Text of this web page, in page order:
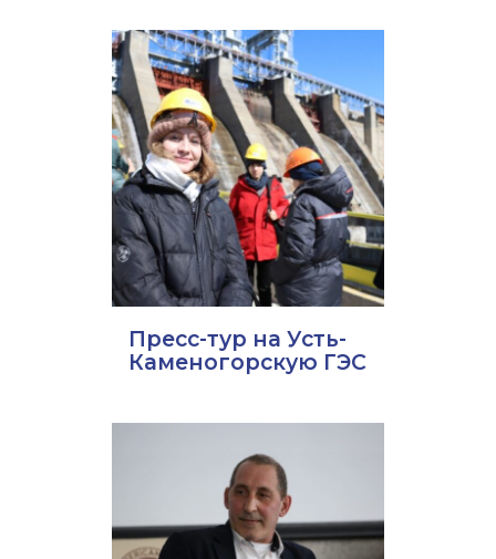
Пресс-тур на Усть-
Каменогорскую ГЭС